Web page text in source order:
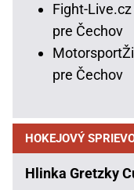
Fight-
pre Čechov
pre Čechov
HOKEJOVÝ
Hlinka Gretzky